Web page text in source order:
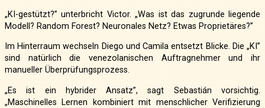
„KI-gestützt?” unterbricht Victor. „Was ist das zugrunde liegende
Modell? Random Forest? Neuronales Netz? Etwas Proprietäres?”
sind natürlich die venezolanischen Auftragnehmer und ihr
manueller Überprüfungsprozess.
„Es ist ein hybrider Ansatz”, sagt Sebastián vorsichtig.
„Maschinelles Lernen kombiniert mit menschlicher Verifizierung